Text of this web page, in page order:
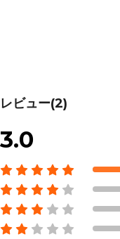
レビュー(2)
3.0